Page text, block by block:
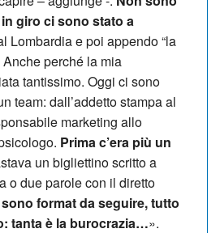
giro ci sono stato a
Lombardia e poi appendo “la
perché la mia
tantissimo. Oggi ci sono
team: dall’addetto stampa al
marketing allo
Prima c’era più un
un bigliettino scritto a
o due parole con il diretto
format da seguire, tutto
tanta è la burocrazia…».